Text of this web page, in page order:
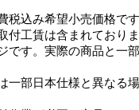
税込み希望小売価格で
付工賃は含まれておりま
です。実際の商品と一
一部日本仕様と異なる